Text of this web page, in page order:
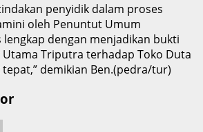
penyidik dalam proses
oleh Penuntut Umum
dengan menjadikan bukti
Utama Triputra terhadap Toko Duta
demikian Ben.(pedra/tur)